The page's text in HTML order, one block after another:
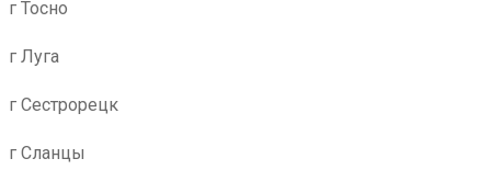
г Тосно
г Луга
г Сестрорецк
г Сланцы